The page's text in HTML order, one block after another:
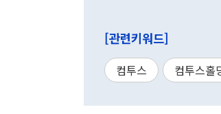
[관련키워드]
컴투스 컴투스홀